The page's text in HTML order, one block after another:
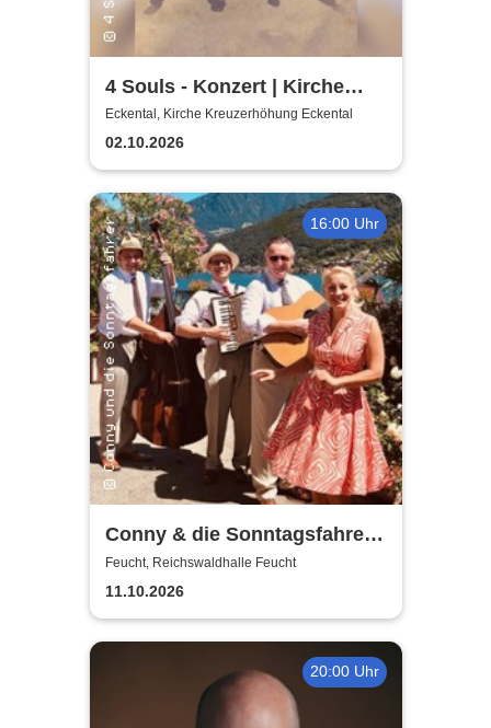
4 Souls - Konzert | Kirche
Kreuzerhöhung Eckental
Eckental, Kirche Kreuzerhöhung Eckental
02.10.2026
16:00 Uhr
Conny & die Sonntagsfahrer -
Musik liegt in der Luft
Feucht, Reichswaldhalle Feucht
11.10.2026
20:00 Uhr